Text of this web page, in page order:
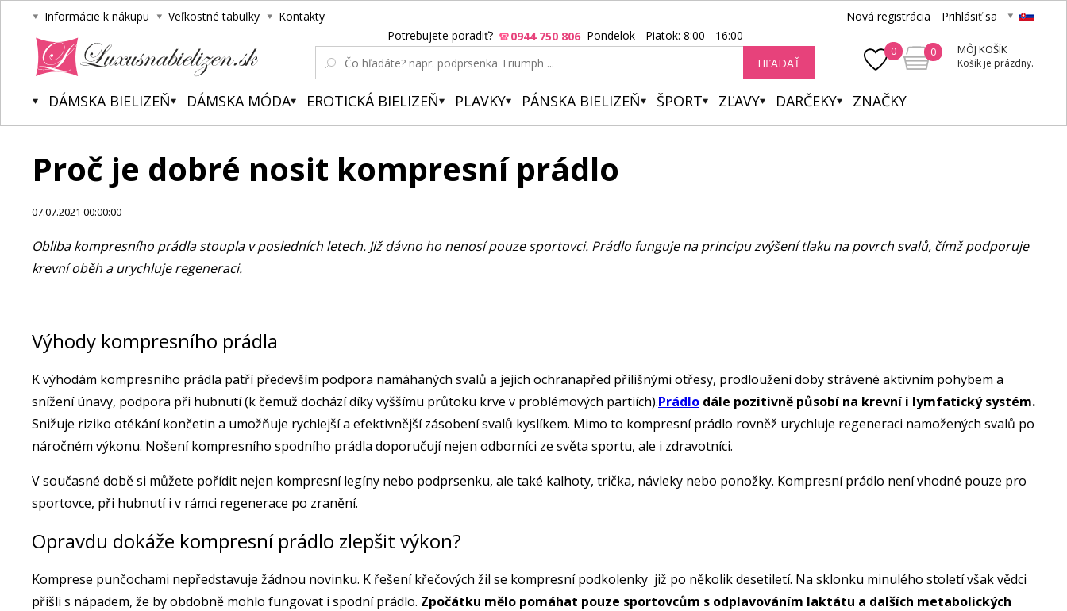
Informácie k nákupu Veľkostné tabuľky Kontakty Nová registrácia Prihlásiť sa
0 0 MÔJ KOŠÍK
Košík je prázdny.
Potrebujete poradiť? 0944 750 806 Pondelok - Piatok: 8:00 - 16:00
HĽADAŤ
DÁMSKA BIELIZEŇ DÁMSKA MÓDA EROTICKÁ BIELIZEŇ PLAVKY PÁNSKA BIELIZEŇ ŠPORT ZĽAVY DARČEKY ZNAČKY
Proč je dobré nosit kompresní prádlo
07.07.2021 00:00:00
Obliba kompresního prádla stoupla v posledních letech. Již dávno ho nenosí pouze sportovci. Prádlo funguje na principu zvýšení tlaku na povrch svalů, čímž podporuje
krevní oběh a urychluje regeneraci.
Výhody kompresního prádla
K výhodám kompresního prádla patří především podpora namáhaných svalů a jejich ochranapřed přílišnými otřesy, prodloužení doby strávené aktivním pohybem a
snížení únavy, podpora při hubnutí (k čemuž dochází díky vyššímu průtoku krve v problémových partiích).Prádlo dále pozitivně působí na krevní i lymfatický systém.
Snižuje riziko otékání končetin a umožňuje rychlejší a efektivnější zásobení svalů kyslíkem. Mimo to kompresní prádlo rovněž urychluje regeneraci namožených svalů po
náročném výkonu. Nošení kompresního spodního prádla doporučují nejen odborníci ze světa sportu, ale i zdravotníci.
V současné době si můžete pořídit nejen kompresní legíny nebo podprsenku, ale také kalhoty, trička, návleky nebo ponožky. Kompresní prádlo není vhodné pouze pro
sportovce, při hubnutí i v rámci regenerace po zranění.
Opravdu dokáže kompresní prádlo zlepšit výkon?
Komprese punčochami nepředstavuje žádnou novinku. K řešení křečových žil se kompresní podkolenky již po několik desetiletí. Na sklonku minulého století však vědci
přišli s nápadem, že by obdobně mohlo fungovat i spodní prádlo. Zpočátku mělo pomáhat pouze sportovcům s odplavováním laktátu a dalších metabolických